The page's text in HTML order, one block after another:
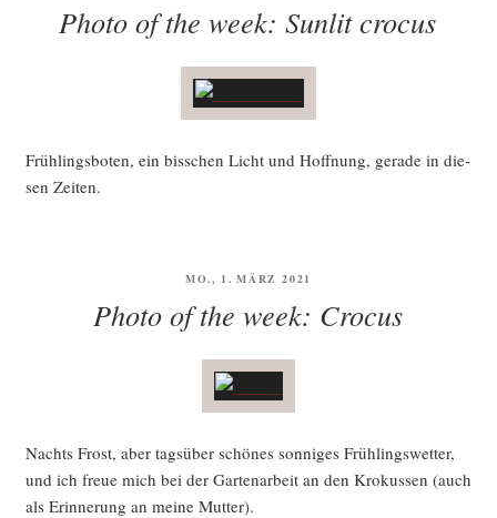
Photo of the week: Sunlit crocus
Früh­lings­bo­ten, ein biss­chen Licht und Hoff­nung, gera­de in die­
sen Zeiten.
VERÖFFENTLICHT
MO., 1. MÄRZ 2021
Photo of the week: Crocus
Nachts Frost, aber tags­über schö­nes son­ni­ges Früh­lings­wet­ter,
und ich freue mich bei der Gar­ten­ar­beit an den Kro­kus­sen (auch
als Erin­ne­rung an mei­ne Mutter).